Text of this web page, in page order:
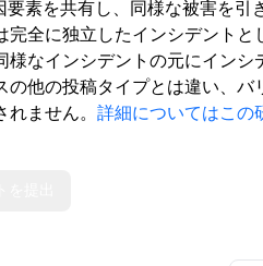
要素を共有し、同様な被害を引
全に独立したインシデントと
なインシデントの元にインシ
他の投稿タイプとは違い、バ
ません。 詳細についてはこの